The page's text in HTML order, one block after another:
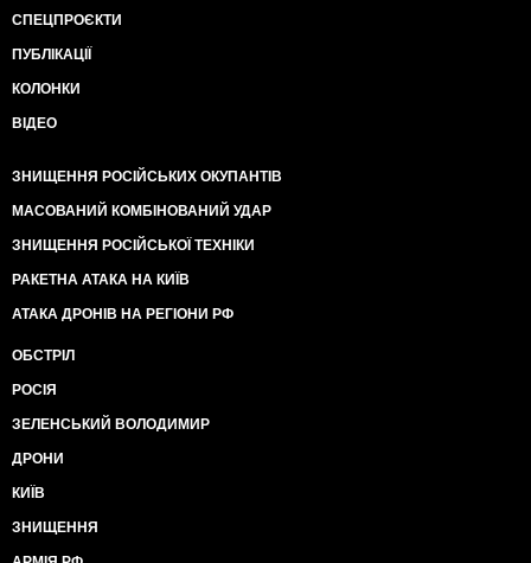
СПЕЦПРОЄКТИ
ПУБЛІКАЦІЇ
КОЛОНКИ
ВІДЕО
ЗНИЩЕННЯ РОСІЙСЬКИХ ОКУПАНТІВ
МАСОВАНИЙ КОМБІНОВАНИЙ УДАР
ЗНИЩЕННЯ РОСІЙСЬКОЇ ТЕХНІКИ
РАКЕТНА АТАКА НА КИЇВ
АТАКА ДРОНІВ НА РЕГІОНИ РФ
ОБСТРІЛ
РОСІЯ
ЗЕЛЕНСЬКИЙ ВОЛОДИМИР
ДРОНИ
КИЇВ
ЗНИЩЕННЯ